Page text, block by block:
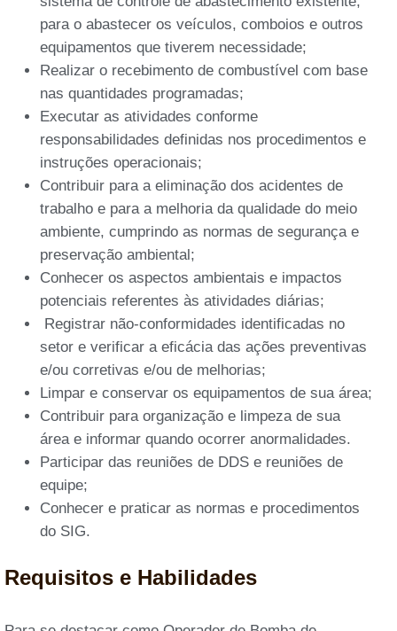
para o abastecer os veículos, comboios e outros
equipamentos que tiverem necessidade;
Realizar o recebimento de combustível com base
nas quantidades programadas;
Executar as atividades conforme
responsabilidades definidas nos procedimentos e
instruções operacionais;
Contribuir para a eliminação dos acidentes de
trabalho e para a melhoria da qualidade do meio
ambiente, cumprindo as normas de segurança e
preservação ambiental;
Conhecer os aspectos ambientais e impactos
potenciais referentes às atividades diárias;
Registrar não-conformidades identificadas no
setor e verificar a eficácia das ações preventivas
e/ou corretivas e/ou de melhorias;
Limpar e conservar os equipamentos de sua área;
Contribuir para organização e limpeza de sua
área e informar quando ocorrer anormalidades.
Participar das reuniões de DDS e reuniões de
equipe;
Conhecer e praticar as normas e procedimentos
do SIG.
Requisitos e Habilidades